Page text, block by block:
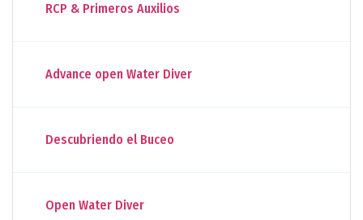
RCP & Primeros Auxilios
Advance open Water Diver
Descubriendo el Buceo
Open Water Diver